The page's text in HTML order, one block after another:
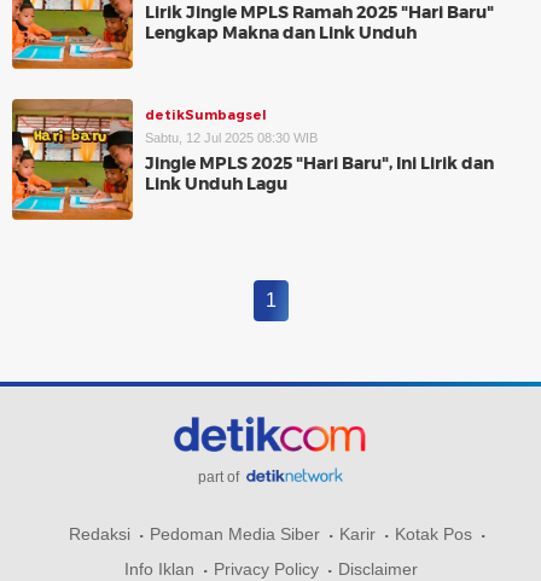
Lirik Jingle MPLS Ramah 2025 "Hari Baru"
Lengkap Makna dan Link Unduh
detikSumbagsel
Sabtu, 12 Jul 2025 08:30 WIB
Jingle MPLS 2025 "Hari Baru", Ini Lirik dan
Link Unduh Lagu
1
part of
Redaksi Pedoman Media Siber Karir
Kotak Pos
Info Iklan
Privacy Policy Disclaimer